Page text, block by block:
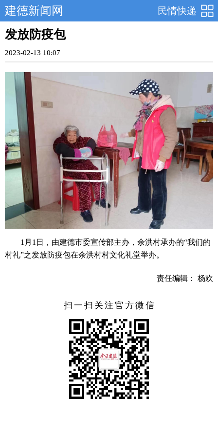
民情快递
建德新闻网
发放防疫包
2023-02-13 10:07
1月1日，由建德市委宣传部主办，余洪村承办的“我们的
村礼”之发放防疫包在余洪村村文化礼堂举办。
责任编辑： 杨欢
扫一扫关注官方微信